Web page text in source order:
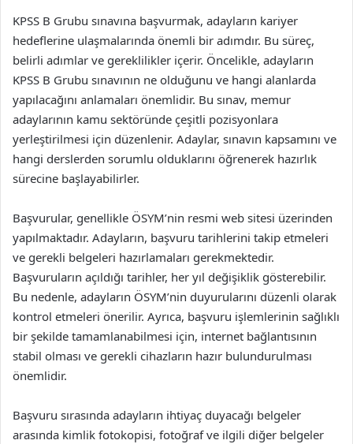
KPSS B Grubu sınavına başvurmak, adayların kariyer
hedeflerine ulaşmalarında önemli bir adımdır. Bu süreç,
belirli adımlar ve gereklilikler içerir. Öncelikle, adayların
KPSS B Grubu sınavının ne olduğunu ve hangi alanlarda
yapılacağını anlamaları önemlidir. Bu sınav, memur
adaylarının kamu sektöründe çeşitli pozisyonlara
yerleştirilmesi için düzenlenir. Adaylar, sınavın kapsamını ve
hangi derslerden sorumlu olduklarını öğrenerek hazırlık
sürecine başlayabilirler.
Başvurular, genellikle ÖSYM’nin resmi web sitesi üzerinden
yapılmaktadır. Adayların, başvuru tarihlerini takip etmeleri
ve gerekli belgeleri hazırlamaları gerekmektedir.
Başvuruların açıldığı tarihler, her yıl değişiklik gösterebilir.
Bu nedenle, adayların ÖSYM’nin duyurularını düzenli olarak
kontrol etmeleri önerilir. Ayrıca, başvuru işlemlerinin sağlıklı
bir şekilde tamamlanabilmesi için, internet bağlantısının
stabil olması ve gerekli cihazların hazır bulundurulması
önemlidir.
Başvuru sırasında adayların ihtiyaç duyacağı belgeler
arasında kimlik fotokopisi, fotoğraf ve ilgili diğer belgeler